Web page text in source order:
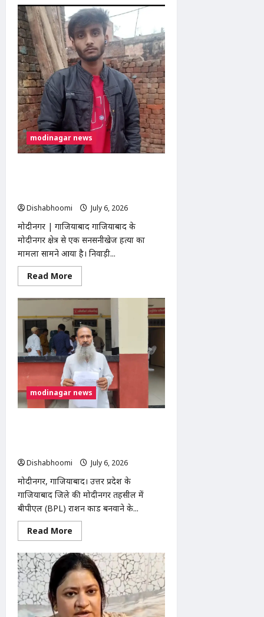
मोदीनगर:
सड़क
अतिक्रमण
हटाने
की
मांग
को
लेकर
ग्रामीणों
ने
तहसील
दिवस
में
सौंपा
ज्ञापन,
निर्माण
कार्य
रोकने
की
modinagar news
Dishabhoomi
July 6, 2026
मोदीनगर | गाजियाबाद गाजियाबाद के
मोदीनगर क्षेत्र से एक सनसनीखेज हत्या का
मामला सामने आया है। निवाड़ी...
Read More
more
मोदीनगर:
पूठरी
गांव
में
युवक
की
धारदार
हथियार
से
हत्या,
ईंख
के
खेत
में
modinagar news
Dishabhoomi
July 6, 2026
मोदीनगर, गाजियाबाद। उत्तर प्रदेश के
गाजियाबाद जिले की मोदीनगर तहसील में
बीपीएल (BPL) राशन कार्ड बनवाने के...
Read More
more
मोदीनगर
तहसील
में
BPL
राशन
कार्ड
बनाने
के